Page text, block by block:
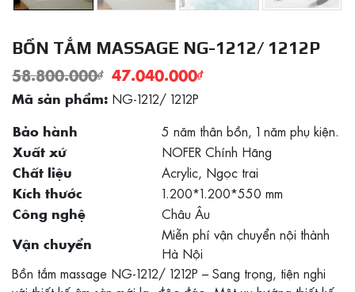
BỒN TẮM MASSAGE NG-1212/ 1212P
58.800.000₫ 47.040.000₫
Mã sản phẩm: NG-1212/ 1212P
Bảo hành 5 năm thân bồn, 1 năm phụ kiện.
Xuất xứ NOFER Chính Hãng
Chất liệu Acrylic, Ngọc trai
Kích thước 1.200*1.200*550 mm
Công nghệ Châu Âu
Vận chuyển
Miễn phí vận chuyển nội thành
Hà Nội
Bồn tắm massage NG-1212/ 1212P – Sang trọng, tiện nghi